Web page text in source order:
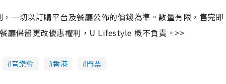
一切以訂購平台及餐廳公佈的價錢為準。數量有限，售完即
廳保留更改優惠權利，U Lifestyle 概不負責。>>
音樂會 香港 門票